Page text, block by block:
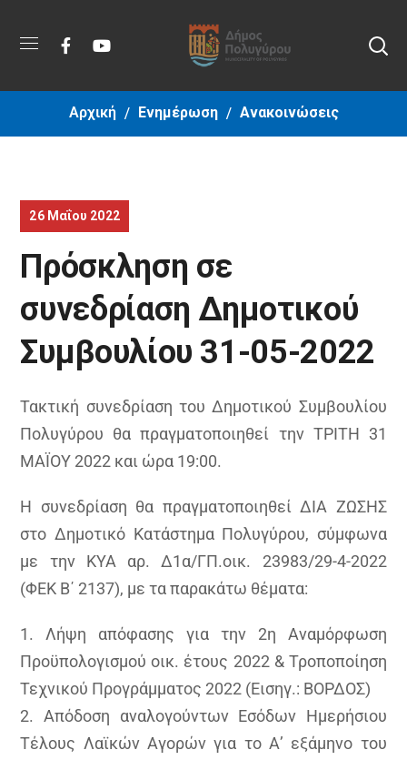
Αρχική Ενημέρωση Ανακοινώσεις
26 Μαΐου 2022
Πρόσκληση σε
συνεδρίαση Δημοτικού
Συμβουλίου 31-05-2022
Τακτική συνεδρίαση του Δημοτικού Συμβουλίου
Πολυγύρου θα πραγματοποιηθεί την ΤΡΙΤΗ 31
ΜΑΪΟΥ 2022 και ώρα 19:00.
Η συνεδρίαση θα πραγματοποιηθεί ΔΙΑ ΖΩΣΗΣ
στο Δημοτικό Κατάστημα Πολυγύρου, σύμφωνα
με την ΚΥΑ αρ. Δ1α/ΓΠ.οικ. 23983/29-4-2022
(ΦΕΚ Β΄ 2137), με τα παρακάτω θέματα:
1. Λήψη απόφασης για την 2η Αναμόρφωση
Προϋπολογισμού οικ. έτους 2022 & Τροποποίηση
Τεχνικού Προγράμματος 2022 (Εισηγ.: ΒΟΡΔΟΣ)
2. Απόδοση αναλογούντων Εσόδων Ημερήσιου
Τέλους Λαϊκών Αγορών για το Α’ εξάμηνο του